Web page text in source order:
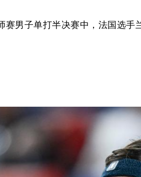
男子单打半决赛中，法国选手